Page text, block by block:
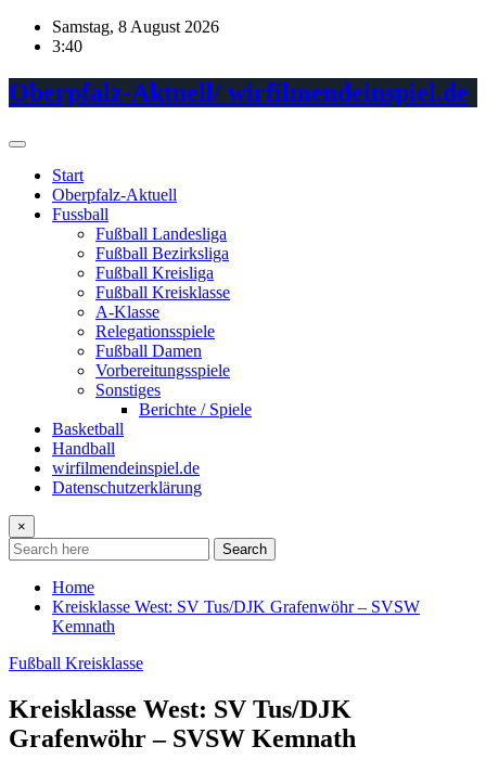
Skip
Samstag, 8 August 2026
3:40
Oberpfalz-Aktuell/ wirfilmendeinspiel.de
Start
Oberpfalz-Aktuell
Fussball
Fußball Landesliga
Fußball Bezirksliga
Fußball Kreisliga
Fußball Kreisklasse
A-Klasse
Relegationsspiele
Fußball Damen
Vorbereitungsspiele
Sonstiges
Berichte / Spiele
Basketball
Handball
wirfilmendeinspiel.de
Datenschutzerklärung
×
Search
Home
Kreisklasse West: SV Tus/DJK Grafenwöhr – SVSW
Kemnath
Fußball Kreisklasse
Kreisklasse West: SV Tus/DJK
Grafenwöhr – SVSW Kemnath